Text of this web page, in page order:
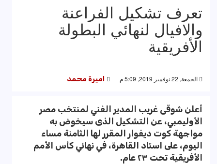
تعرف تشكيل الفراعنة
والافيال لنهائي البطولة
الأفريقية
الجمعة, 22 نوفمبر 2019, 5:09 م اميرة محمد
أعلن شوقى غريب المدير الفني لمنتخب مصر
الأوليمبي، عن التشكيل الذى سيخوض به
مواجهة كوت ديفوار المقرر لها الثامنة مساء
اليوم، على استاد القاهرة، في نهائي كأس الأمم
الأفريقية تحت ٢٣ عام.